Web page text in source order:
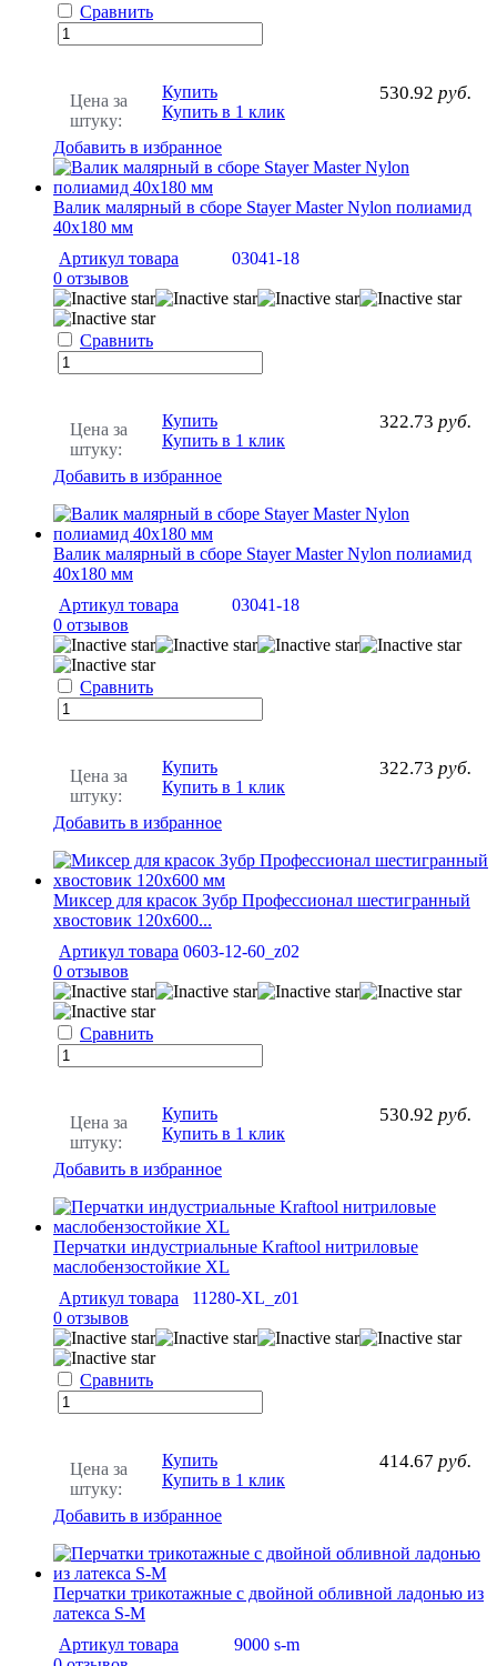
Сравнить
Цена за
штуку:
530.92 руб.
Купить
Купить в 1 клик
Добавить в избранное
Валик малярный в сборе Stayer Master Nylon полиамид
40х180 мм
Артикул товара
03041-18
0 отзывов
Сравнить
Цена за
штуку:
322.73 руб.
Купить
Купить в 1 клик
Добавить в избранное
Валик малярный в сборе Stayer Master Nylon полиамид
40х180 мм
Артикул товара
03041-18
0 отзывов
Сравнить
Цена за
штуку:
322.73 руб.
Купить
Купить в 1 клик
Добавить в избранное
Миксер для красок Зубр Профессионал шестигранный
хвостовик 120х600...
Артикул товара 0603-12-60_z02
0 отзывов
Сравнить
Цена за
штуку:
530.92 руб.
Купить
Купить в 1 клик
Добавить в избранное
Перчатки индустриальные Kraftool нитриловые
маслобензостойкие XL
Артикул товара
11280-XL_z01
0 отзывов
Сравнить
Цена за
штуку:
414.67 руб.
Купить
Купить в 1 клик
Добавить в избранное
Перчатки трикотажные с двойной обливной ладонью из
латекса S-M
Артикул товара
9000 s-m